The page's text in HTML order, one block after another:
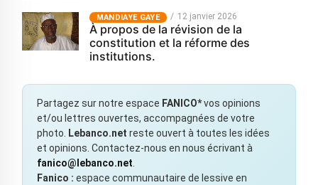
MANDIAYE GAYE 12 janvier 2026
À propos de la révision de la
constitution et la réforme des
institutions.
Partagez sur notre espace FANICO*vos opinions
et/ou lettres ouvertes, accompagnées de votre
photo.
Lebanco.net reste ouvert à toutes les idées
et opinions. Contactez-nous en nous écrivant à
fanico@lebanco.net
Fanico : espace communautaire de lessive en